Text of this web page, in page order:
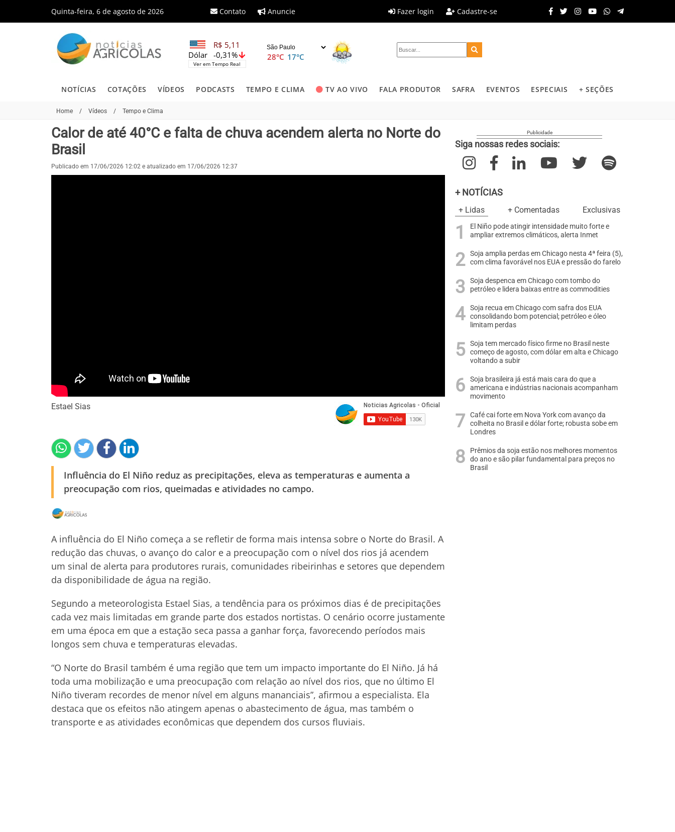
Quinta-feira, 6 de agosto de 2026 Contato Anuncie Fazer login Cadastre-se
R$ 5,11
-0,31%
Dólar
Ver em Tempo Real
28°C 17°C
NOTÍCIAS COTAÇÕES VÍDEOS PODCASTS TEMPO E CLIMA TV AO VIVO FALA PRODUTOR SAFRA EVENTOS ESPECIAIS + SEÇÕES
Home / Vídeos / Tempo e Clima
Calor de até 40°C e falta de chuva acendem alerta no Norte do
Brasil
Publicado em 17/06/2026 12:02 e atualizado em 17/06/2026 12:37
Estael Sias
Influência do El Niño reduz as precipitações, eleva as temperaturas e aumenta a
preocupação com rios, queimadas e atividades no campo.
A influência do El Niño começa a se refletir de forma mais intensa sobre o Norte do Brasil. A
redução das chuvas, o avanço do calor e a preocupação com o nível dos rios já acendem
um sinal de alerta para produtores rurais, comunidades ribeirinhas e setores que dependem
da disponibilidade de água na região.
Segundo a meteorologista Estael Sias, a tendência para os próximos dias é de precipitações
cada vez mais limitadas em grande parte dos estados nortistas. O cenário ocorre justamente
em uma época em que a estação seca passa a ganhar força, favorecendo períodos mais
longos sem chuva e temperaturas elevadas.
“O Norte do Brasil também é uma região que tem um impacto importante do El Niño. Já há
toda uma mobilização e uma preocupação com relação ao nível dos rios, que no último El
Niño tiveram recordes de menor nível em alguns mananciais”, afirmou a especialista. Ela
destaca que os efeitos não atingem apenas o abastecimento de água, mas também o
transporte e as atividades econômicas que dependem dos cursos fluviais.
Siga nossas redes sociais:
+ NOTÍCIAS
+ Lidas + Comentadas Exclusivas
El Niño pode atingir intensidade muito forte e
ampliar extremos climáticos, alerta Inmet
Soja amplia perdas em Chicago nesta 4ª feira (5),
com clima favorável nos EUA e pressão do farelo
Soja despenca em Chicago com tombo do
petróleo e lidera baixas entre as commodities
Soja recua em Chicago com safra dos EUA
consolidando bom potencial; petróleo e óleo
limitam perdas
Soja tem mercado físico firme no Brasil neste
começo de agosto, com dólar em alta e Chicago
voltando a subir
Soja brasileira já está mais cara do que a
americana e indústrias nacionais acompanham
movimento
Café cai forte em Nova York com avanço da
colheita no Brasil e dólar forte; robusta sobe em
Londres
Prêmios da soja estão nos melhores momentos
do ano e são pilar fundamental para preços no
Brasil